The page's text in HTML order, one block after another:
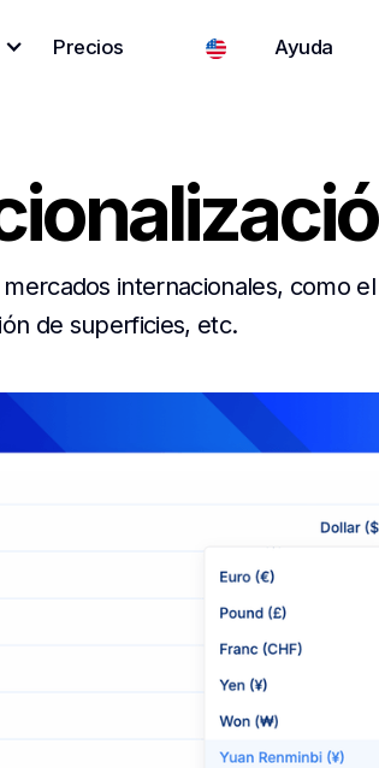
Precios Ayuda
internacionales, como
de superficies, etc.